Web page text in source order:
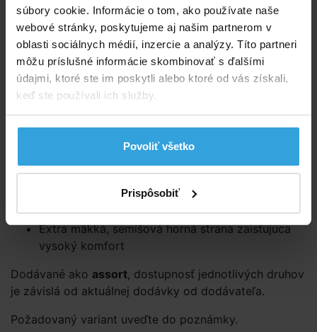
súbory cookie. Informácie o tom, ako používate naše
webové stránky, poskytujeme aj našim partnerom v
oblasti sociálnych médií, inzercie a analýzy. Títo partneri
môžu príslušné informácie skombinovať s ďalšími
údajmi, ktoré ste im poskytli alebo ktoré od vás získali,
keď ste používali ich služby.
Povoliť všetko
Prispôsobiť
Extra mäkká, povločkovaná horná strana
s certifikátom kvality a spodná vinylová strana zaistí
vysoké pohodlie a odolnosť.
Rýchle nafúknutie a vyfúknutie umožňuje integrovaný
vzduchový ventil.
Prehľad údajov:
vonkajšie rozmery 168 × 107 × 25 cm (dx š xv)
Veľkosť matraca 132 × 71 × 10 cm (dx š xv)
Extra mäkká, semišová horná strana zaisťujúca
vysoký komfort
Dodávané ako assort, dostupnosť jednotlivých druhov
je závislá od aktuálnej dodávky od dodávateľa.
Požadovaný variant uveďte do poznámky.